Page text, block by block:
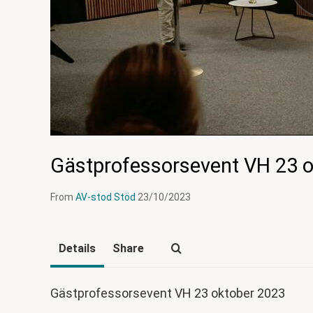
Gästprofessorsevent VH 23
From AV-stod Stöd 23/10/2023
Details Share
Gästprofessorsevent VH 23 oktober 2023